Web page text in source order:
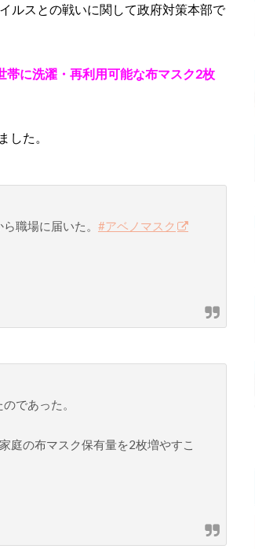
ルスとの戦いに関して政府対策本部で
帯に洗濯・再利用可能な布マスク2枚
した。
職場に届いた。 #アベノマスク
であった。
庭の布マスク保有量を2枚増やすこ